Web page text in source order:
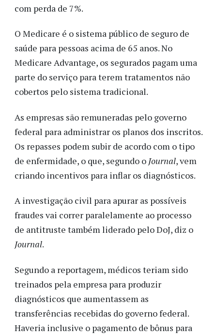
com perda de 7%.
O Medicare é o sistema público de seguro de
saúde para pessoas acima de 65 anos. No
Medicare Advantage, os segurados pagam uma
parte do serviço para terem tratamentos não
cobertos pelo sistema tradicional.
As empresas são remuneradas pelo governo
federal para administrar os planos dos inscritos.
Os repasses podem subir de acordo com o tipo
de enfermidade, o que, segundo o Journal, vem
criando incentivos para inflar os diagnósticos.
A investigação civil para apurar as possíveis
fraudes vai correr paralelamente ao processo
de antitruste também liderado pelo DoJ, diz o
Journal.
Segundo a reportagem, médicos teriam sido
treinados pela empresa para produzir
diagnósticos que aumentassem as
transferências recebidas do governo federal.
Haveria inclusive o pagamento de bônus para